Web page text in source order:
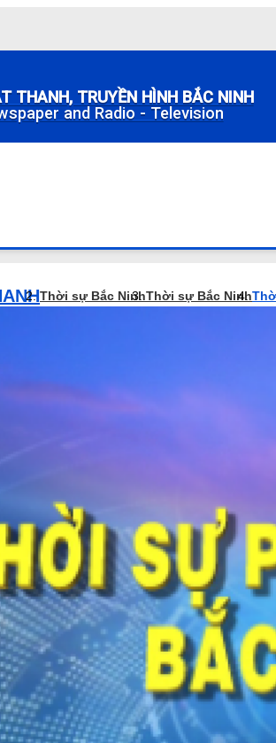
THANH, TRUYỀN HÌNH BẮC NINH
and Radio - Television
Thời sự Bắc NinhThời sự Bắc Ninh